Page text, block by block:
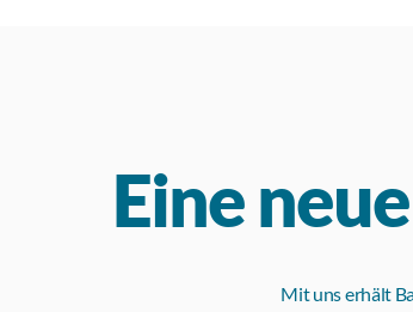
Eine
Mit uns erhält